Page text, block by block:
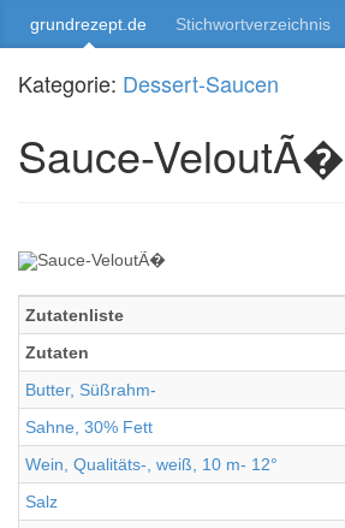
grundrezept.de Stichwortverzeichnis
Kategorie: Dessert-Saucen
Sauce-VeloutÃ�
Zutatenliste
Zutaten
Butter, Süßrahm-
Sahne, 30% Fett
Wein, Qualitäts-, weiß, 10 m- 12°
Salz